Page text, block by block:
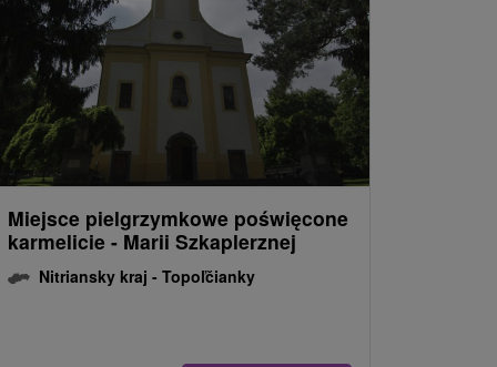
Miejsce pielgrzymkowe poświęcone
karmelicie - Marii Szkaplerznej
Nitriansky kraj - Topoľčianky